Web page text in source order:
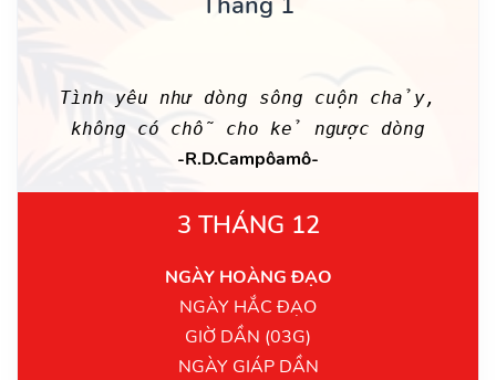
Tình yêu như dòng sông cuộn chảy,
không có chỗ cho kẻ ngược dòng
-R.D.Campôamô-
3 THÁNG 12
NGÀY HOÀNG ĐẠO
NGÀY HẮC ĐẠO
GIỜ DẦN (03G)
NGÀY GIÁP DẦN